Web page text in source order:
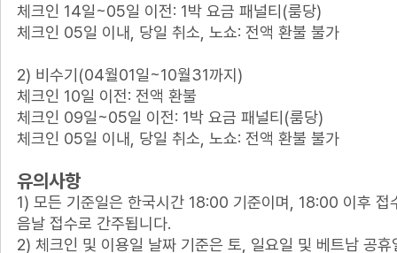
체크인 14일~05일 이전: 1박 요금 패널티(룸당)
체크인 05일 이내, 당일 취소, 노쇼: 전액 환불 불가
2) 비수기(04월01일~10월31까지)
체크인 10일 이전: 전액 환불
체크인 09일~05일 이전: 1박 요금 패널티(룸당)
체크인 05일 이내, 당일 취소, 노쇼: 전액 환불 불가
유의사항
1) 모든 기준일은 한국시간 18:00 기준이며, 18:00 이후 접
음날 접수로 간주됩니다.
2) 체크인 및 이용일 날짜 기준은 토, 일요일 및 베트남 공